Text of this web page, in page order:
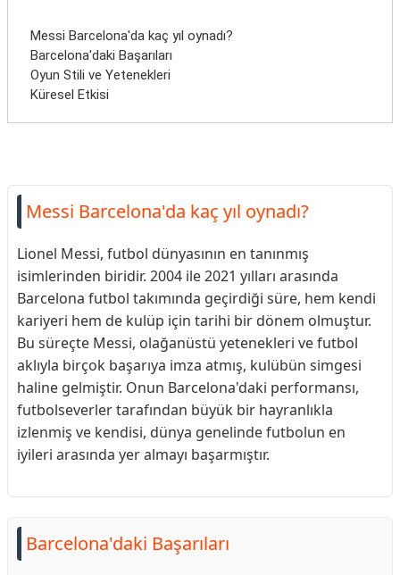
Messi Barcelona'da kaç yıl oynadı?
Barcelona'daki Başarıları
Oyun Stili ve Yetenekleri
Küresel Etkisi
Messi Barcelona'da kaç yıl oynadı?
Lionel Messi, futbol dünyasının en tanınmış
isimlerinden biridir. 2004 ile 2021 yılları arasında
Barcelona futbol takımında geçirdiği süre, hem kendi
kariyeri hem de kulüp için tarihi bir dönem olmuştur.
Bu süreçte Messi, olağanüstü yetenekleri ve futbol
aklıyla birçok başarıya imza atmış, kulübün simgesi
haline gelmiştir. Onun Barcelona'daki performansı,
futbolseverler tarafından büyük bir hayranlıkla
izlenmiş ve kendisi, dünya genelinde futbolun en
iyileri arasında yer almayı başarmıştır.
Barcelona'daki Başarıları